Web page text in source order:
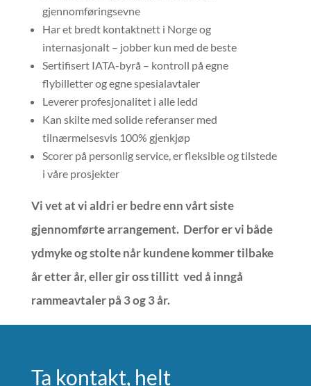
gjennomføringsevne
Har et bredt kontaktnett i Norge og
internasjonalt – jobber kun med de beste
Sertifisert IATA-byrå – kontroll på egne
flybilletter og egne spesialavtaler
Leverer profesjonalitet i alle ledd
Kan skilte med solide referanser med
tilnærmelsesvis 100% gjenkjøp
Scorer på personlig service, er fleksible og tilstede
i våre prosjekter
Vi vet at vi aldri er bedre enn vårt siste
gjennomførte arrangement. Derfor er vi både
ydmyke og stolte når kundene kommer tilbake
år etter år, eller gir oss tillitt ved å inngå
rammeavtaler på 3 og 3 år.
Ta kontakt, helt